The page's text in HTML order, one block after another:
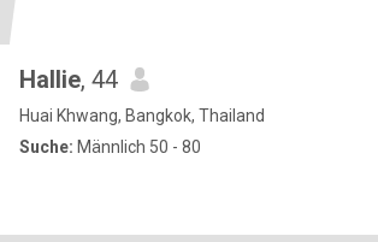
Hallie, 44
Huai Khwang, Bangkok, Thailand
Suche: Männlich 50 - 80